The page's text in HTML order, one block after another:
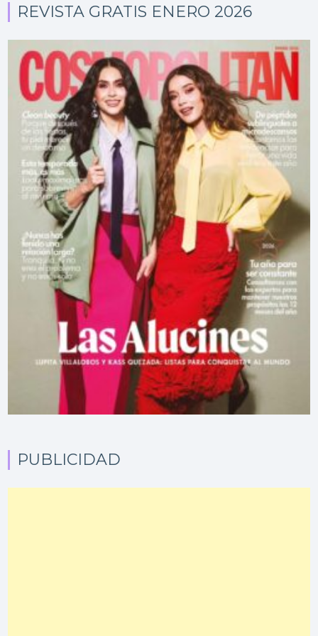
REVISTA GRATIS ENERO 2026
PUBLICIDAD